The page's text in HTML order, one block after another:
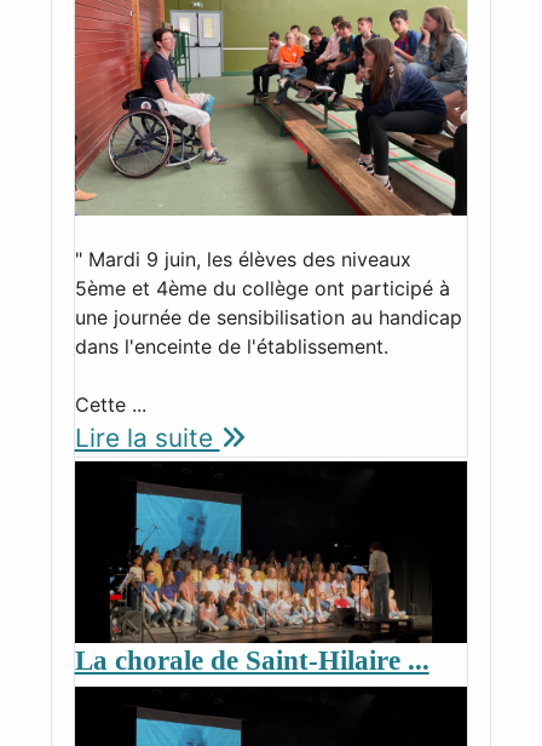
" Mardi 9 juin, les élèves des niveaux
5ème et 4ème du collège ont participé à
une journée de sensibilisation au handicap
dans l'enceinte de l'établissement.
Cette ...
Lire la suite
La chorale de Saint-Hilaire ...